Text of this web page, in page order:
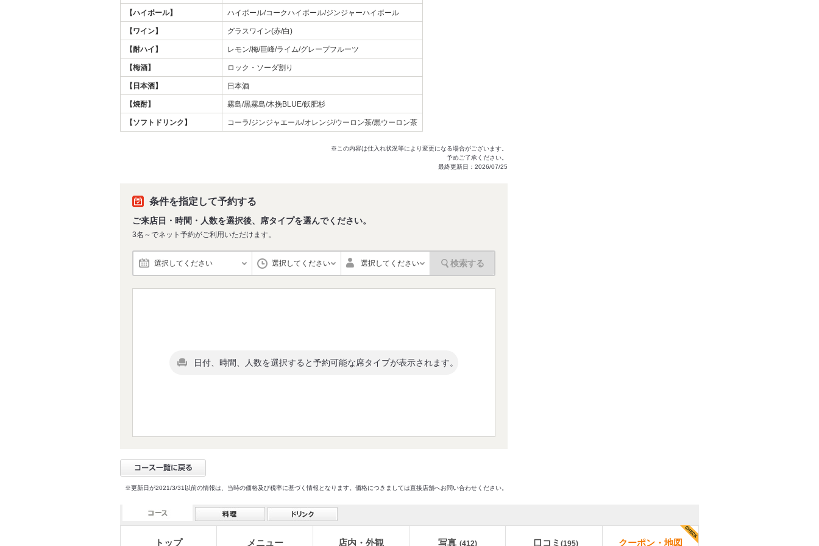
【ハイボール】 ハイボール/コークハイボール/ジンジャーハイボール
【ワイン】 グラスワイン(赤/白)
【酎ハイ】 レモン/梅/巨峰/ライム/グレープフルーツ
【梅酒】 ロック・ソーダ割り
【日本酒】 日本酒
【焼酎】 霧島/黒霧島/木挽BLUE/飫肥杉
【ソフトドリンク】 コーラ/ジンジャエール/オレンジ/ウーロン茶/黒ウーロン茶
※この内容は仕入れ状況等により変更になる場合がございます。
予めご了承ください。
最終更新日：2026/07/25
条件を指定して予約する
ご来店日・時間・人数を選択後、席タイプを選んでください。
3名～でネット予約がご利用いただけます。
選択してください 選択してください 選択してください 検索する
日付、時間、人数を選択すると予約可能な席タイプが表示されます。
※更新日が2021/3/31以前の情報は、当時の価格及び税率に基づく情報となります。価格につきましては直接店舗へお問い合わせください。
トップ メニュー 店内・外観 写真 (412) 口コミ (195) クーポン・地図